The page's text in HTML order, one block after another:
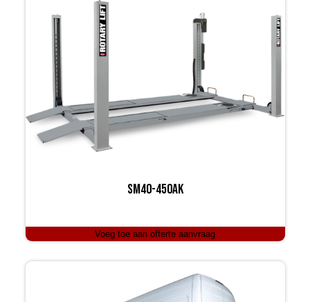
SM40-450AK
Voeg toe aan offerte aanvraag